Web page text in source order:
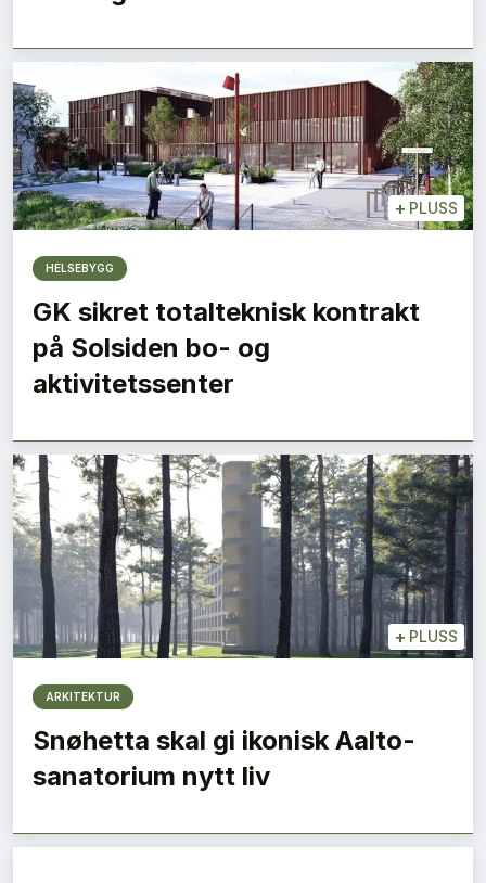
+ PLUSS
HELSEBYGG
GK sikret totalteknisk kontrakt
på Solsiden bo- og
aktivitetssenter
+ PLUSS
ARKITEKTUR
Snøhetta skal gi ikonisk Aalto-
sanatorium nytt liv